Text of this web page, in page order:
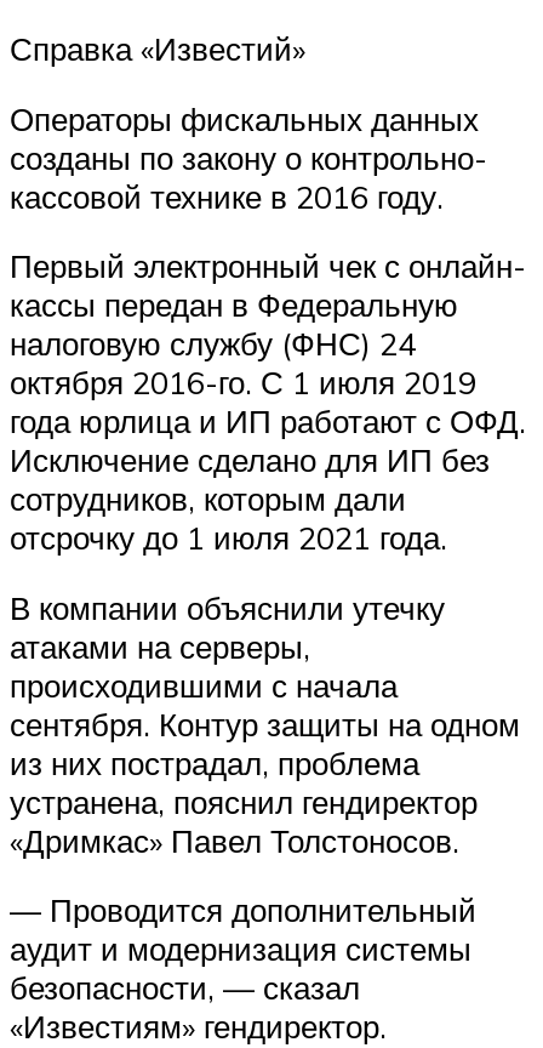
Справка «Известий»
Операторы фискальных данных
созданы по закону о контрольно-
кассовой технике в 2016 году.
Первый электронный чек с онлайн-
кассы передан в Федеральную
налоговую службу (ФНС) 24
октября 2016-го. С 1 июля 2019
года юрлица и ИП работают с ОФД.
Исключение сделано для ИП без
сотрудников, которым дали
отсрочку до 1 июля 2021 года.
В компании объяснили утечку
атаками на серверы,
происходившими с начала
сентября. Контур защиты на одном
из них пострадал, проблема
устранена, пояснил гендиректор
«Дримкас» Павел Толстоносов.
— Проводится дополнительный
аудит и модернизация системы
безопасности, — сказал
«Известиям» гендиректор.